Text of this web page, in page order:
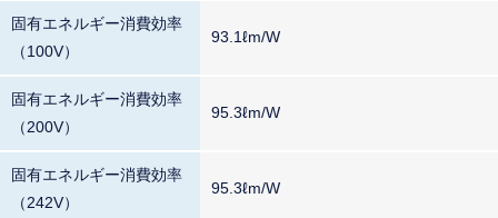
固有エネルギー消費効率
（100V）
93.1ℓm/W
固有エネルギー消費効率
（200V）
95.3ℓm/W
固有エネルギー消費効率
（242V）
95.3ℓm/W